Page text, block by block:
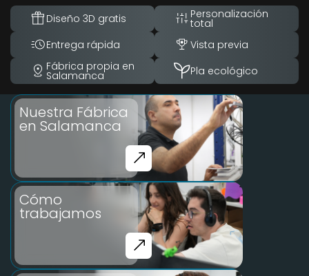
Diseño 3D gratis Personalización
total
Entrega rápida
Vista previa
Fábrica propia en
Salamanca Pla ecológico
Nuestra Fábrica
en Salamanca
Cómo
trabajamos